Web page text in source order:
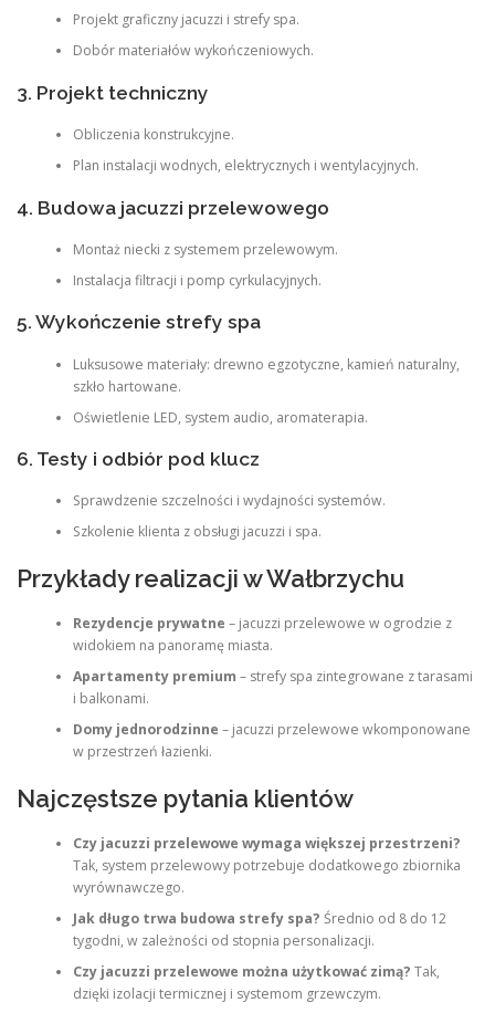
Projekt graficzny jacuzzi i strefy spa.
Dobór materiałów wykończeniowych.
3. Projekt techniczny
Obliczenia konstrukcyjne.
Plan instalacji wodnych, elektrycznych i wentylacyjnych.
4. Budowa jacuzzi przelewowego
Montaż niecki z systemem przelewowym.
Instalacja filtracji i pomp cyrkulacyjnych.
5. Wykończenie strefy spa
Luksusowe materiały: drewno egzotyczne, kamień naturalny,
szkło hartowane.
Oświetlenie LED, system audio, aromaterapia.
6. Testy i odbiór pod klucz
Sprawdzenie szczelności i wydajności systemów.
Szkolenie klienta z obsługi jacuzzi i spa.
Przykłady realizacji w Wałbrzychu
Rezydencje prywatne – jacuzzi przelewowe w ogrodzie z
widokiem na panoramę miasta.
Apartamenty premium – strefy spa zintegrowane z tarasami
i balkonami.
Domy jednorodzinne – jacuzzi przelewowe wkomponowane
w przestrzeń łazienki.
Najczęstsze pytania klientów
Czy jacuzzi przelewowe wymaga większej przestrzeni?
Tak, system przelewowy potrzebuje dodatkowego zbiornika
wyrównawczego.
Jak długo trwa budowa strefy spa? Średnio od 8 do 12
tygodni, w zależności od stopnia personalizacji.
Czy jacuzzi przelewowe można użytkować zimą? Tak,
dzięki izolacji termicznej i systemom grzewczym.